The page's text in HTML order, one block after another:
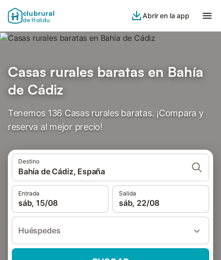
clubrural
de Holidu
Abrir en la app
Casas rurales baratas en Bahía
de Cádiz
Tenemos 136 Casas rurales baratas. ¡Compara y
reserva al mejor precio!
Destino
Bahía de Cádiz, España
Entrada
sáb, 15/08
Salida
sáb, 22/08
Huéspedes